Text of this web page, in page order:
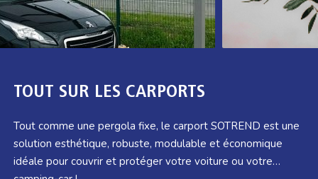
TOUT SUR LES CARPORTS
Tout comme une pergola fixe, le carport SOTREND est une
solution esthétique, robuste, modulable et économique
idéale pour couvrir et protéger votre voiture ou votre